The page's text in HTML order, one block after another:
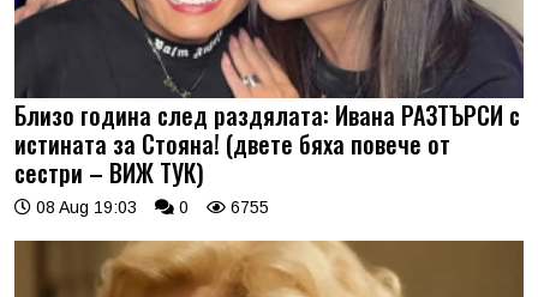
Близо година след раздялата: Ивана РАЗТЪРСИ с
истината за Стояна! (двете бяха повече от
сестри – ВИЖ ТУК)
08 Aug 19:03 0 6755